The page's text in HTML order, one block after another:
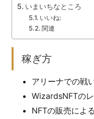
いまいちなところ
いいね:
関連
稼ぎ方
アリーナでの戦
WizardsNFTの
NFTの販売によ